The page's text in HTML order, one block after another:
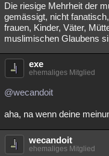
weitere Rubriken
Philosophie Träume
Astronomie Helpdesk
Musik Clash
Übersichten
Besucht Teilgenommen
Lesenswert
Die riesige Mehrheit der
gemässigt, nicht
frauen, Kinder, Väter,
muslimischen Glaubens
exe
ehemaliges Mitglied
@wecandoit
aha, na wenn deine
wecandoit
ehemaliges Mitglied